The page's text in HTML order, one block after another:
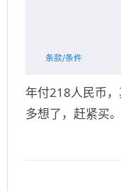
年付218人民币
多想了，赶紧买。